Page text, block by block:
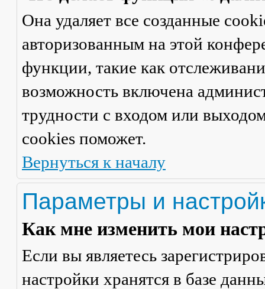
Она удаляет все созданные
авторизованным на этой
функции, такие как
возможность включена
трудности с входом или
cookies поможет.
Вернуться к началу
Параметры и
Как мне изменить мои
Если вы являетесь
настройки хранятся в базе